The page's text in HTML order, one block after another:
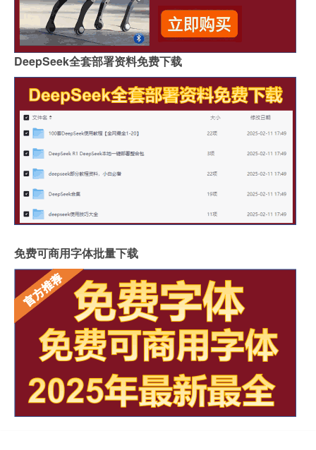
DeepSeek全套部署资料免费下载
免费可商用字体批量下载